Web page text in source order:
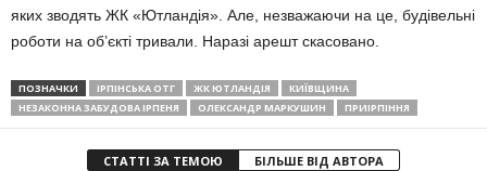
яких зводять ЖК «Ютландія». Але, незважаючи на це, будівельні
роботи на об’єкті тривали. Наразі арешт скасовано.
ПОЗНАЧКИ ІРПІНСЬКА ОТГ ЖК ЮТЛАНДІЯ
КИЇВЩИНА
НЕЗАКОННА ЗАБУДОВА ІРПЕНЯ
ОЛЕКСАНДР МАРКУШИН ПРИІРПІННЯ
СТАТТІ ЗА ТЕМОЮ БІЛЬШЕ ВІД АВТОРА